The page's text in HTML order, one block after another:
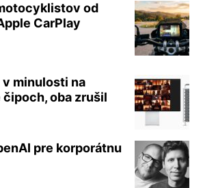
od
CarPlay
minulosti na
oba zrušil
pre korporátnu